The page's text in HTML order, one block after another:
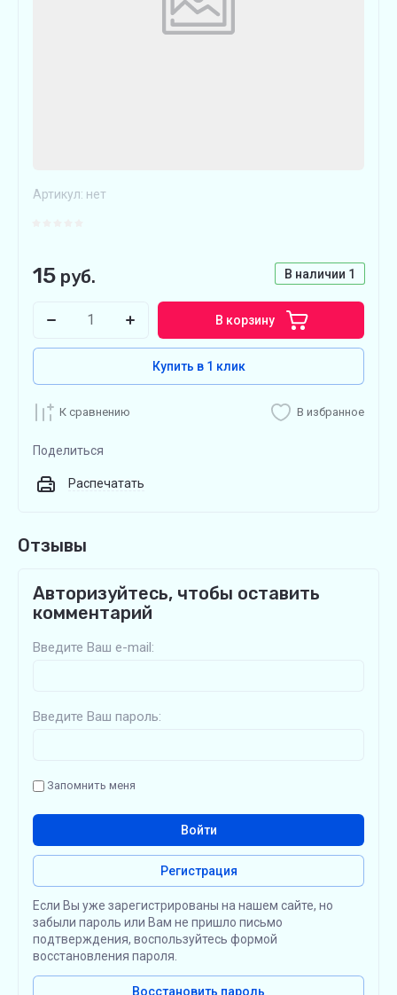
Артикул: нет
В наличии 1
15 руб.
В корзину
Купить в 1 клик
К сравнению В избранное
Поделиться
Распечатать
Отзывы
Авторизуйтесь, чтобы оставить
комментарий
Введите Ваш e-mail:
Введите Ваш пароль:
Запомнить меня
Войти
Регистрация
Если Вы уже зарегистрированы на нашем сайте, но
забыли пароль или Вам не пришло письмо
подтверждения, воспользуйтесь формой
восстановления пароля.
Восстановить пароль